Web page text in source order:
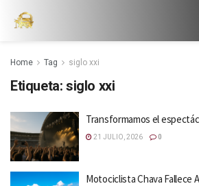
Home Tag siglo xxi
Etiqueta: siglo xxi
Transformamos el
21 JULIO, 2026 0
Motociclista Chava Fallece